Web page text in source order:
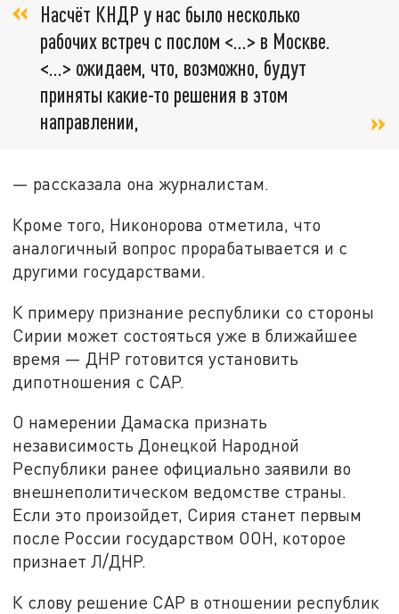
Насчёт КНДР у нас было несколько
рабочих встреч с послом <...> в Москве.
<...> ожидаем, что, возможно, будут
приняты какие-то решения в этом
направлении,
— рассказала она журналистам.
Кроме того, Никонорова отметила, что
аналогичный вопрос прорабатывается и с
другими государствами.
К примеру признание республики со стороны
Сирии может состояться уже в ближайшее
время — ДНР готовится установить
дипотношения с САР.
О намерении Дамаска признать
независимость Донецкой Народной
Республики ранее официально заявили во
внешнеполитическом ведомстве страны.
Если это произойдет, Сирия станет первым
после России государством ООН, которое
признает Л/ДНР.
К слову решение САР в отношении республик